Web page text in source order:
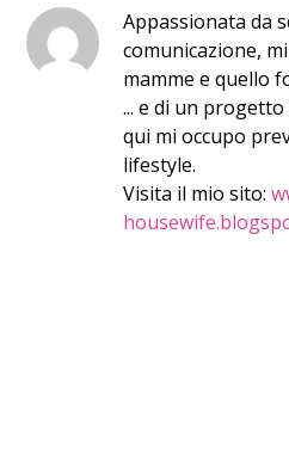
Appassionata da
comunicazione,
mamme e quello
... e di un
qui mi occupo
lifestyle.
Visita il mio sito: